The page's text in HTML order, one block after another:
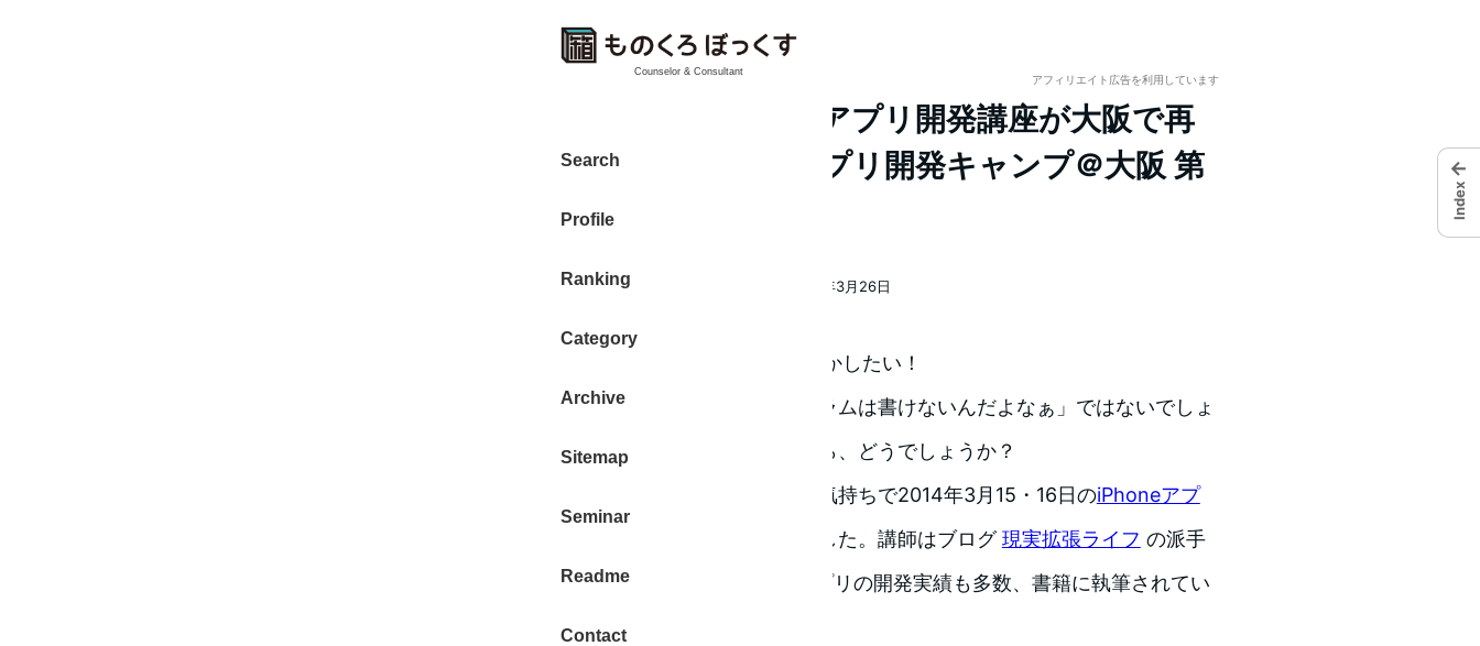
Counselor & Consultant
Search
Profile
Ranking
Category
Archive
Sitemap
Seminar
Readme
Contact
アフィリエイト広告を利用しています
初心者向けiPhoneアプリ開発講座が大阪で再
び開催「iPhoneアプリ開発キャンプ＠大阪 第
2回」
2014年3月26日
者
大東 信仁（ものくろ）
iPhoneを自分の思うままに動かしたい！
そう思っても、、、「プログラムは書けないんだよなぁ」ではないでしょ
うか？自分でアプリを作れたら、どうでしょうか？
アイデアを実現したい！その気持ちで2014年3月15・16日のiPhoneアプ
に参加しました。講師はブログ現実拡張ライフ の派手
髪なあきお
さん。iPhoneアプリの開発実績も多数、書籍に執筆されてい
ます。
←
Index